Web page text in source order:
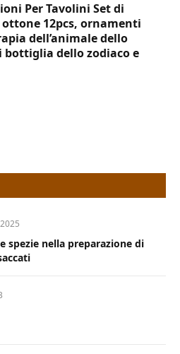
Per Tavolini Set di
12pcs, ornamenti
dell’animale dello
bottiglia dello zodiaco e
spezie nella preparazione di